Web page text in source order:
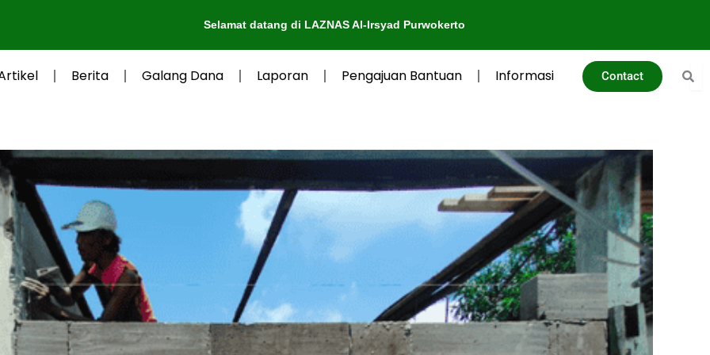
Selamat datang di LAZNAS Al-Irsyad Purwokerto
Berita Galang Dana Laporan Pengajuan Bantuan Informasi Contact